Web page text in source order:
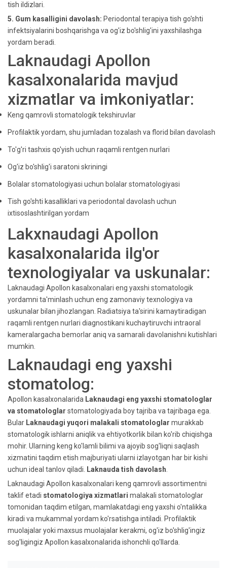
tish ildizlari.
5. Gum kasalligini davolash: Periodontal terapiya tish go'shti
infektsiyalarini boshqarishga va og'iz bo'shlig'ini yaxshilashga
yordam beradi.
Laknaudagi Apollon
kasalxonalarida mavjud
xizmatlar va imkoniyatlar:
Keng qamrovli stomatologik tekshiruvlar
Profilaktik yordam, shu jumladan tozalash va florid bilan davolash
To'g'ri tashxis qo'yish uchun raqamli rentgen nurlari
Og'iz bo'shlig'i saratoni skriningi
Bolalar stomatologiyasi uchun bolalar stomatologiyasi
Tish go'shti kasalliklari va periodontal davolash uchun
ixtisoslashtirilgan yordam
Lakxnaudagi Apollon
kasalxonalarida ilg'or
texnologiyalar va uskunalar:
Laknaudagi Apollon kasalxonalari eng yaxshi stomatologik
yordamni ta'minlash uchun eng zamonaviy texnologiya va
uskunalar bilan jihozlangan. Radiatsiya ta'sirini kamaytiradigan
raqamli rentgen nurlari diagnostikani kuchaytiruvchi intraoral
kameralargacha bemorlar aniq va samarali davolanishni kutishlari
mumkin.
Laknaudagi eng yaxshi
stomatolog:
Apollon kasalxonalarida Laknaudagi eng yaxshi stomatologlar
va stomatologlar stomatologiyada boy tajriba va tajribaga ega.
Bular Laknaudagi yuqori malakali stomatologlar murakkab
stomatologik ishlarni aniqlik va ehtiyotkorlik bilan ko'rib chiqishga
mohir. Ularning keng ko'lamli bilimi va ajoyib sog'liqni saqlash
xizmatini taqdim etish majburiyati ularni izlayotgan har bir kishi
uchun ideal tanlov qiladi.
Laknauda tish davolash
Laknaudagi Apollon kasalxonalari keng qamrovli assortimentni
taklif etadi stomatologiya xizmatlari malakali stomatologlar
tomonidan taqdim etilgan, mamlakatdagi eng yaxshi o'ntalikka
kiradi va mukammal yordam ko'rsatishga intiladi. Profilaktik
muolajalar yoki maxsus muolajalar kerakmi, og'iz bo'shlig'ingiz
sog'ligingiz Apollon kasalxonalarida ishonchli qo'llarda.